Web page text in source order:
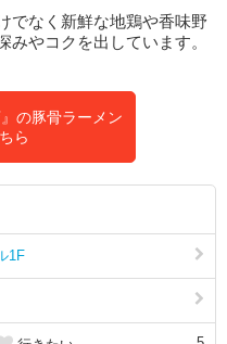
でなく新鮮な地鶏や香味野
やコクを出しています。
の豚骨ラーメン
ら
1F